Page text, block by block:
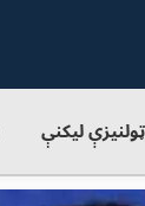
ټولنيزې ليکنې